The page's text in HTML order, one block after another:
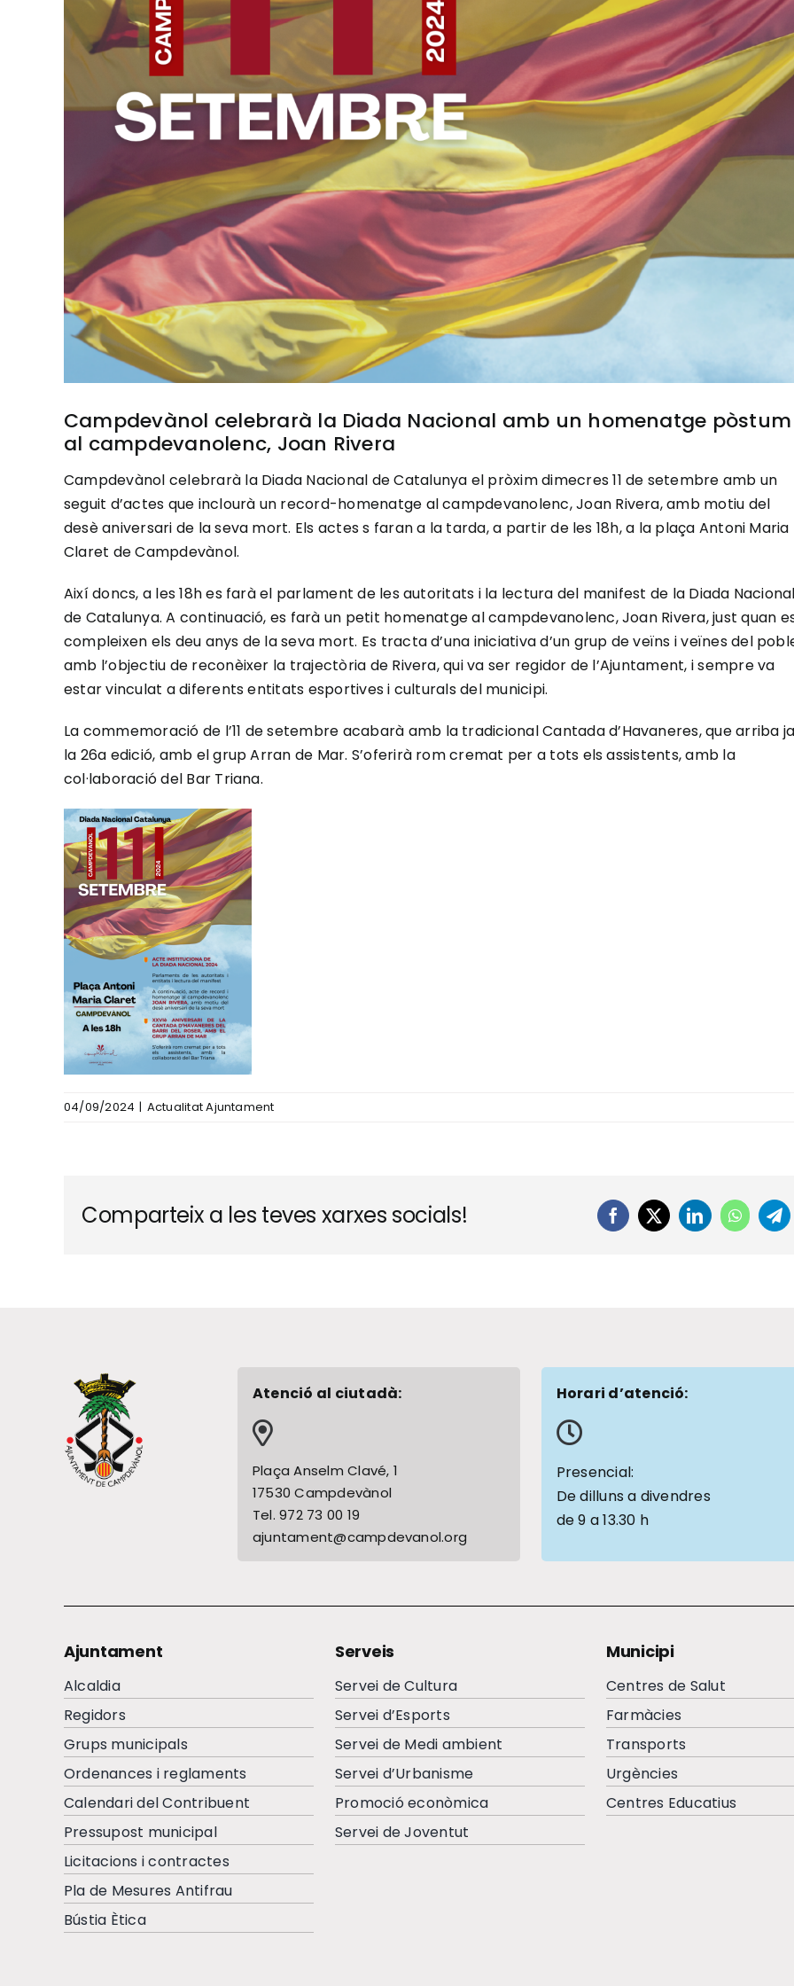
Campdevànol celebrarà la Diada Nacional amb un homenatge pòstum
al campdevanolenc, Joan Rivera
Campdevànol celebrarà la Diada Nacional de Catalunya el pròxim dimecres 11 de setembre amb un
seguit d’actes que inclourà un record-homenatge al campdevanolenc, Joan Rivera, amb motiu del
desè aniversari de la seva mort. Els actes s faran a la tarda, a partir de les 18h, a la plaça Antoni Maria
Claret de Campdevànol.
Així doncs, a les 18h es farà el parlament de les autoritats i la lectura del manifest de la Diada Nacional
de Catalunya. A continuació, es farà un petit homenatge al campdevanolenc, Joan Rivera, just quan
compleixen els deu anys de la seva mort. Es tracta d’una iniciativa d’un grup de veïns i veïnes del
amb l’objectiu de reconèixer la trajectòria de Rivera, qui va ser regidor de l’Ajuntament, i sempre va
estar vinculat a diferents entitats esportives i culturals del municipi.
La commemoració de l’11 de setembre acabarà amb la tradicional Cantada d’Havaneres, que arriba
la 26a edició, amb el grup Arran de Mar. S’oferirà rom cremat per a tots els assistents, amb la
col·laboració del Bar Triana.
04/09/2024 | Actualitat Ajuntament
Comparteix a les teves xarxes socials! Facebook
X LinkedIn
Atenció al ciutadà:
Plaça Anselm Clavé, 1
17530 Campdevànol
Tel. 972 73 00 19
ajuntament@campdevanol.org
Horari d’atenció:
Presencial:
De dilluns a divendres
de 9 a 13.30 h
Ajuntament
Alcaldia
Regidors
Grups municipals
Ordenances i reglaments
Calendari del Contribuent
Pressupost municipal
Licitacions i contractes
Pla de Mesures Antifrau
Bústia Ètica
Serveis
Servei de Cultura
Servei d’Esports
Servei de Medi ambient
Servei d’Urbanisme
Promoció econòmica
Servei de Joventut
Municipi
Centres de Salut
Farmàcies
Transports
Urgències
Centres Educatius